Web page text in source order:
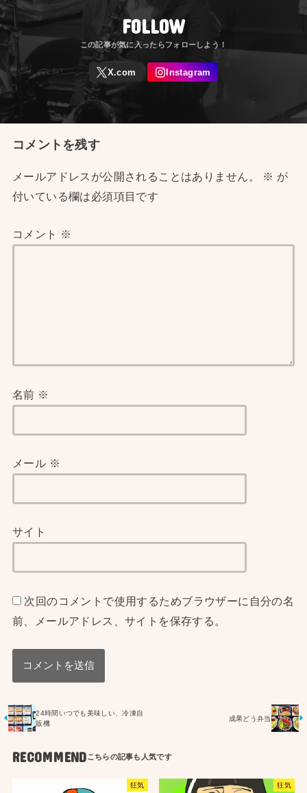
FOLLOW
コメントを残す
メールアドレスが公開されることはありません。 ※ が
付いている欄は必須項目です
コメント ※
名前 ※
メール ※
サイト
次回のコメントで使用するためブラウザーに自分の名
前、メールアドレス、サイトを保存する。
24時間いつでも美味しい、冷凍自
販機
成果どう弁当
RECOMMEND
狂気 狂気